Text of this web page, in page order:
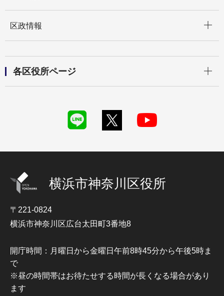
区政情報
各区役所ページ
横浜市神奈川区役所
〒221-0824
横浜市神奈川区広台太田町3番地8
開庁時間：月曜日から金曜日午前8時45分から午後5時ま
で
※昼の時間帯はお待たせする時間が長くなる場合があり
ます